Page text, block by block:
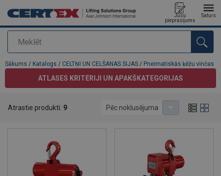
Meklēt
Jūsu
pieprasījums
Saturs
Pievienots jūsu pasūtījumam
Sākums / Katalogs / CELTŅI UN CELŠANAS SIJAS / Pneimatiskās ķēžu vinčas
ATLASES KRITĒRIJI UN APAKŠKATEGORIJAS
Šeit Jūs atradīsiet informāciju par pneimatiskajām (gaisa) vinčām.
Atrastie produkti: 9 Pēc noklusējuma